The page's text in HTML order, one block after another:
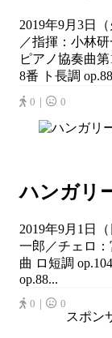
2019年9月3日
／指揮：小林
ピアノ協奏曲
8番 ト長調
0｜ 0
ハンガリ
2019年9月1日
一郎／チェロ
曲 ロ短調
op.88...
0｜ 0
スポン